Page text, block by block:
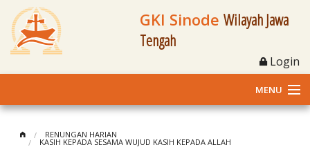
GKI Sinode Wilayah Jawa
Tengah
Login
MENU
RENUNGAN HARIAN
KASIH KEPADA SESAMA WUJUD KASIH KEPADA ALLAH